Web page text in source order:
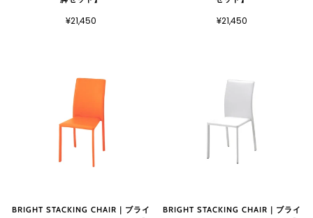
¥21,450 ¥21,450
BRIGHT STACKING CHAIR｜ブライ
BRIGHT STACKING CHAIR｜ブライ